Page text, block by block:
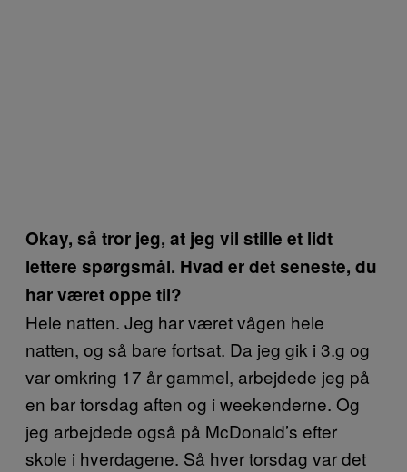
Okay, så tror jeg, at jeg vil stille et lidt
lettere spørgsmål. Hvad er det seneste, du
har været oppe til?
Hele natten. Jeg har været vågen hele
natten, og så bare fortsat. Da jeg gik i 3.g og
var omkring 17 år gammel, arbejdede jeg på
en bar torsdag aften og i weekenderne. Og
jeg arbejdede også på McDonald’s efter
skole i hverdagene. Så hver torsdag var det